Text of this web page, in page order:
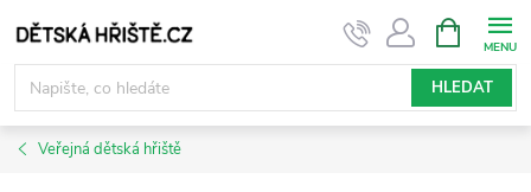
na
obsah
HLEDAT
NÁKUPNÍ
KOŠÍK
Veřejná dětská hřiště